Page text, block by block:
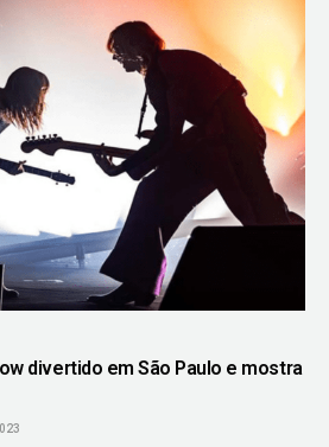
divertido em São Paulo e mostra